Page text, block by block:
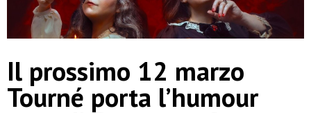
Il prossimo 12 marzo
Tourné porta l’humour